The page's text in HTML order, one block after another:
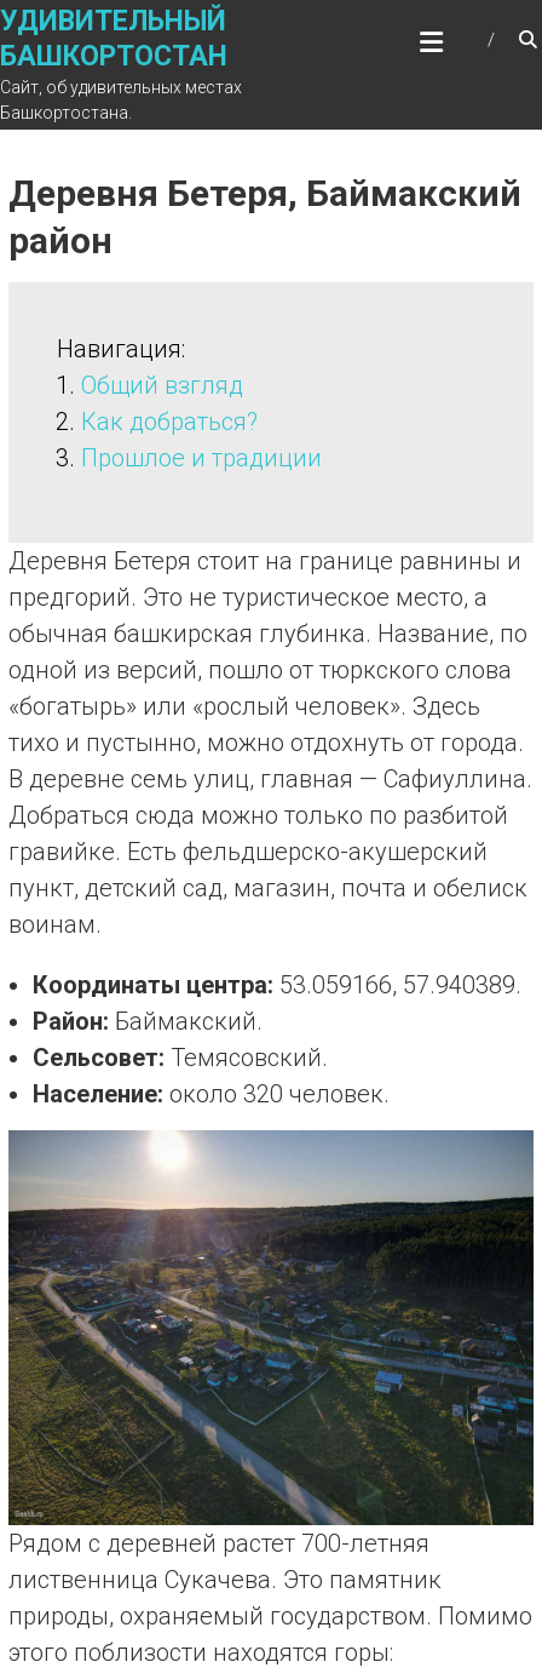
Перейти
к
содержимому
УДИВИТЕЛЬНЫЙ
БАШКОРТОСТАН
Сайт, об удивительных местах
Башкортостана.
Деревня Бетеря, Баймакский
район
Навигация:
Общий взгляд
Как добраться?
Прошлое и традиции
Деревня Бетеря стоит на границе равнины и
предгорий. Это не туристическое место, а
обычная башкирская глубинка. Название, по
одной из версий, пошло от тюркского слова
«богатырь» или «рослый человек». Здесь
тихо и пустынно, можно отдохнуть от города.
В деревне семь улиц, главная — Сафиуллина.
Добраться сюда можно только по разбитой
гравийке. Есть фельдшерско-акушерский
пункт, детский сад, магазин, почта и обелиск
воинам.
Координаты центра: 53.059166, 57.940389.
Район: Баймакский.
Сельсовет: Темясовский.
Население: около 320 человек.
Рядом с деревней растет 700-летняя
лиственница Сукачева. Это памятник
природы, охраняемый государством. Помимо
этого поблизости находятся горы: